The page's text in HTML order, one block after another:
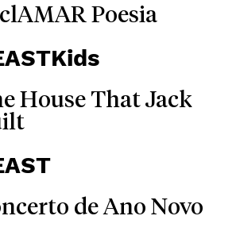
Poesia
House That Jack
de Ano Novo